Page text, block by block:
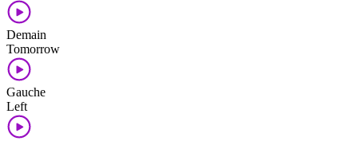
Demain
Tomorrow
Gauche
Left